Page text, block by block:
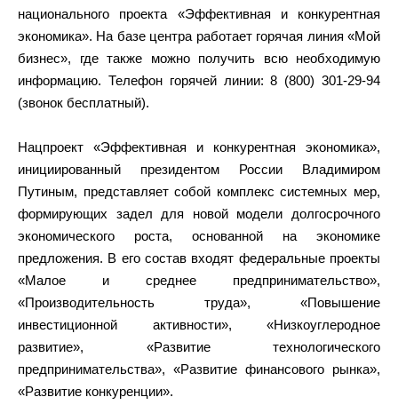
национального проекта «Эффективная и конкурентная
экономика». На базе центра работает горячая линия «Мой
бизнес», где также можно получить всю необходимую
информацию. Телефон горячей линии: 8 (800) 301-29-94
(звонок бесплатный).
Нацпроект «Эффективная и конкурентная экономика»,
инициированный президентом России Владимиром
Путиным, представляет собой комплекс системных мер,
формирующих задел для новой модели долгосрочного
экономического роста, основанной на экономике
предложения. В его состав входят федеральные проекты
«Малое и среднее предпринимательство»,
«Производительность труда», «Повышение
инвестиционной активности», «Низкоуглеродное
развитие», «Развитие технологического
предпринимательства», «Развитие финансового рынка»,
«Развитие конкуренции».